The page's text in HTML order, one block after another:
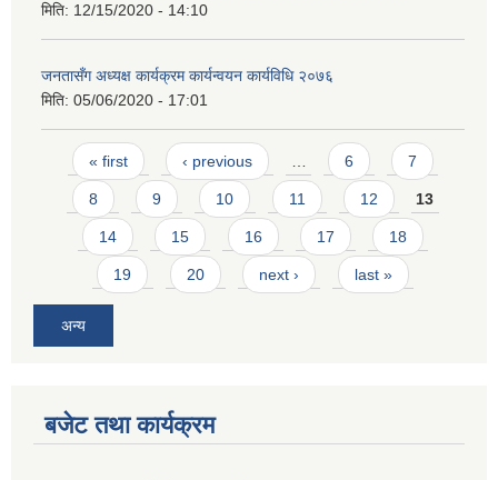
मिति: 12/15/2020 - 14:10
जनतासँग अध्यक्ष कार्यक्रम कार्यन्वयन कार्यविधि २०७६
मिति: 05/06/2020 - 17:01
Pages
« first ‹ previous 6 7
8 9 10 11 12 13
14 15 16 17 18
19 20 next › last »
अन्य
बजेट तथा कार्यक्रम